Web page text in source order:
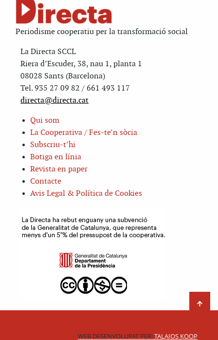
Periodisme cooperatiu per la transformació social
La Directa SCCL
Riera d’Escuder, 38, nau 1, planta 1
08028 Sants (Barcelona)
Tel. 935 27 09 82 / 661 493 117
directa@directa.cat
Qui som
La Cooperativa / Fes-te’n sòcia
Subscriu-t’hi
Botiga en línia
Revista en paper
Contacte
Avis Legal & Política de Cookies
WEB DESENVOLUPAT PER:TALAIOS KOOP